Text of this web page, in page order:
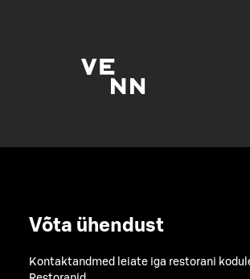
Võta ühendust
Kontaktandmed leiate iga restorani